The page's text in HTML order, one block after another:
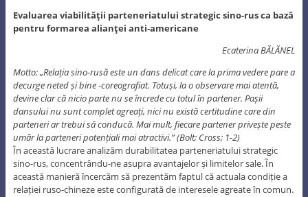
Evaluarea viabilităţii parteneriatului strategic sino-rus ca bază
pentru formarea alianţei anti-americane
Ecaterina BĂLĂNEL
Motto: „Relația sino-rusă este un dans delicat care la prima vedere pare a
decurge neted și bine -coreografiat. Totuși, la o observare mai atentă,
devine clar că nicio parte nu se încrede cu totul în partener. Pașii
dansului nu sunt complet agreați, nici nu există certitudine care din
parteneri ar trebui să conducă. Mai mult, fiecare partener privește peste
umăr la parteneri potențiali mai atractivi.” (Bolt; Cross; 1-2)
În această lucrare analizăm durabilitatea parteneriatului strategic
sino-rus, concentrându-ne asupra avantajelor și limitelor sale. În
această manieră încercăm să prezentăm faptul că actuala condiție a
relației ruso-chineze este configurată de interesele agreate în comun.